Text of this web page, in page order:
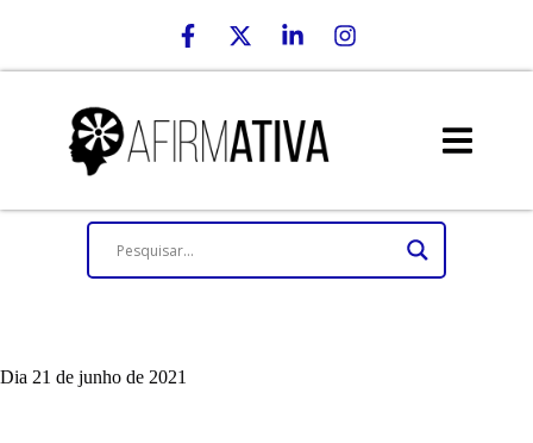
Dia 21 de junho de 2021